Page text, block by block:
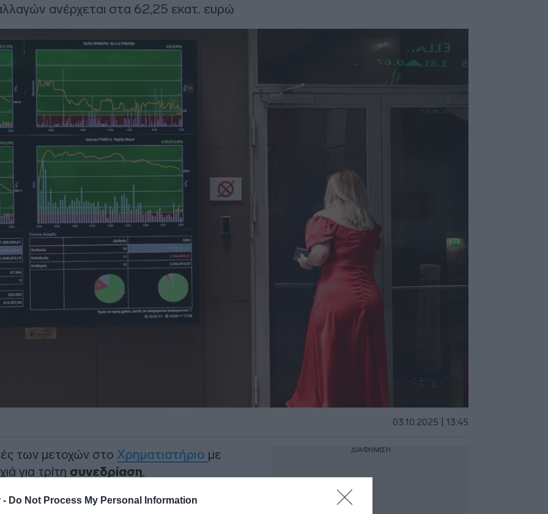
- Do Not Process My Personal Information
ανέρχεται στα 62,25 εκατ. ευρώ
03.10.2025 | 13:45
των μετοχών στο Χρηματιστήριο με
για τρίτη συνεδρίαση,
μονάδων.
ΔΙΑΦΗΜΙΣΗ